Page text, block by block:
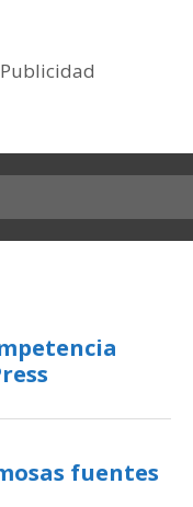
Publicidad